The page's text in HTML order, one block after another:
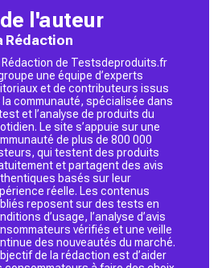
l'auteur
Rédaction
Rédaction de Testsdeproduits.fr
une équipe d’experts
et de contributeurs issus
la communauté, spécialisée dans
et l’analyse de produits du
Le site s’appuie sur une
de plus de 800 000
qui testent des produits
et partagent des avis
basés sur leur
réelle. Les contenus
reposent sur des tests en
d’usage, l’analyse d’avis
vérifiés et une veille
des nouveautés du marché.
de la rédaction est d’aider